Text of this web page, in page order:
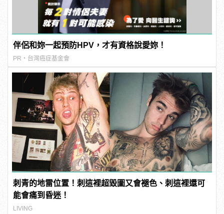
伴侶和妳一起預防HPV，才有資格說愛妳！
PR・台灣癌症基金會
刺青的地雷位置！刺這裡超毀圖又會褪色、刺這裡還可
能會痛到昏迷！
LIVING